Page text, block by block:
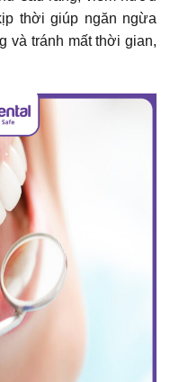
thời giúp ngăn ngừa
và tránh mất thời gian,